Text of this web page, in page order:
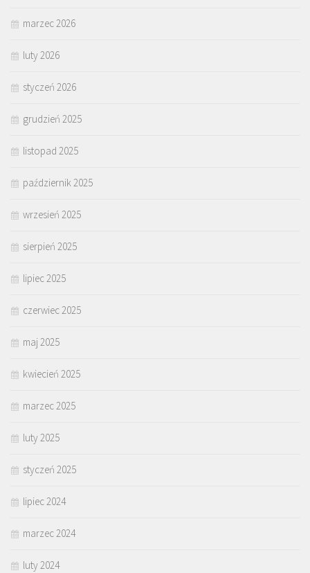
marzec 2026
luty 2026
styczeń 2026
grudzień 2025
listopad 2025
październik 2025
wrzesień 2025
sierpień 2025
lipiec 2025
czerwiec 2025
maj 2025
kwiecień 2025
marzec 2025
luty 2025
styczeń 2025
lipiec 2024
marzec 2024
luty 2024